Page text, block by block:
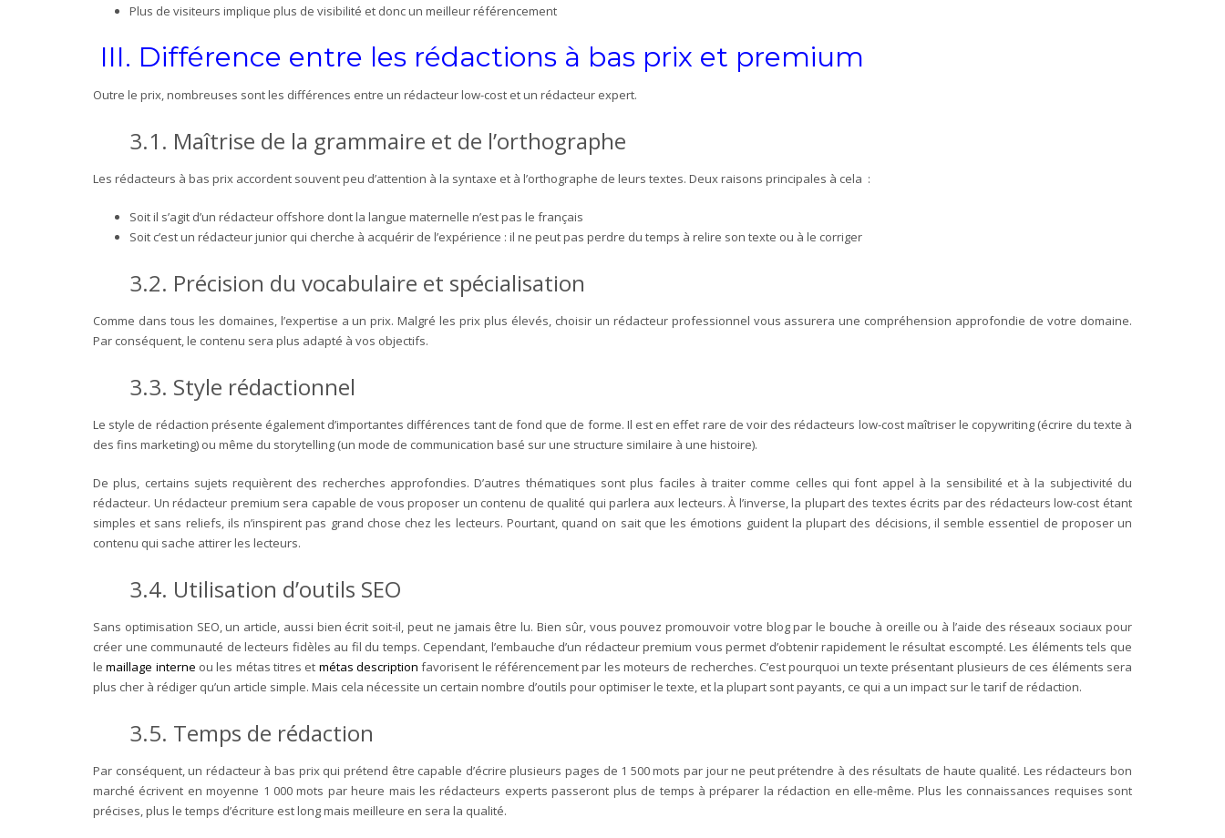
Plus de visiteurs implique plus de visibilité et donc un meilleur référencement
III. Différence entre les rédactions à bas prix et premium
Outre le prix, nombreuses sont les différences entre un rédacteur low-cost et un rédacteur expert.
3.1. Maîtrise de la grammaire et de l’orthographe
Les rédacteurs à bas prix accordent souvent peu d’attention à la syntaxe et à l’orthographe de leurs textes. Deux raisons principales à cela :
Soit il s’agit d’un rédacteur offshore dont la langue maternelle n’est pas le français
Soit c’est un rédacteur junior qui cherche à acquérir de l’expérience : il ne peut pas perdre du temps à relire son texte ou à le corriger
3.2. Précision du vocabulaire et spécialisation
Comme dans tous les domaines, l’expertise a un prix. Malgré les prix plus élevés, choisir un rédacteur professionnel vous assurera une compréhension approfondie de votre domaine.
Par conséquent, le contenu sera plus adapté à vos objectifs.
3.3. Style rédactionnel
Le style de rédaction présente également d’importantes différences tant de fond que de forme. Il est en effet rare de voir des rédacteurs low-cost maîtriser le copywriting (écrire du texte à
des fins marketing) ou même du storytelling (un mode de communication basé sur une structure similaire à une histoire).
De plus, certains sujets requièrent des recherches approfondies. D’autres thématiques sont plus faciles à traiter comme celles qui font appel à la sensibilité et à la subjectivité du
rédacteur. Un rédacteur premium sera capable de vous proposer un contenu de qualité qui parlera aux lecteurs. À l’inverse, la plupart des textes écrits par des rédacteurs low-cost étant
simples et sans reliefs, ils n’inspirent pas grand chose chez les lecteurs. Pourtant, quand on sait que les émotions guident la plupart des décisions, il semble essentiel de proposer un
contenu qui sache attirer les lecteurs.
3.4. Utilisation d’outils SEO
Sans optimisation SEO, un article, aussi bien écrit soit-il, peut ne jamais être lu. Bien sûr, vous pouvez promouvoir votre blog par le bouche à oreille ou à l’aide des réseaux sociaux pour
créer une communauté de lecteurs fidèles au fil du temps. Cependant, l’embauche d’un rédacteur premium vous permet d’obtenir rapidement le résultat escompté. Les éléments tels que
le maillage interne ou les métas titres et métas description favorisent le référencement par les moteurs de recherches. C’est pourquoi un texte présentant plusieurs de ces éléments sera
plus cher à rédiger qu’un article simple. Mais cela nécessite un certain nombre d’outils pour optimiser le texte, et la plupart sont payants, ce qui a un impact sur le tarif de rédaction.
3.5. Temps de rédaction
Par conséquent, un rédacteur à bas prix qui prétend être capable d’écrire plusieurs pages de 1 500 mots par jour ne peut prétendre à des résultats de haute qualité. Les rédacteurs bon
marché écrivent en moyenne 1 000 mots par heure mais les rédacteurs experts passeront plus de temps à préparer la rédaction en elle-même. Plus les connaissances requises sont
précises, plus le temps d’écriture est long mais meilleure en sera la qualité.